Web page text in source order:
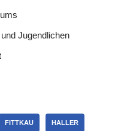
Gymnasiums
Jugendlichen
FITTKAU HALLER